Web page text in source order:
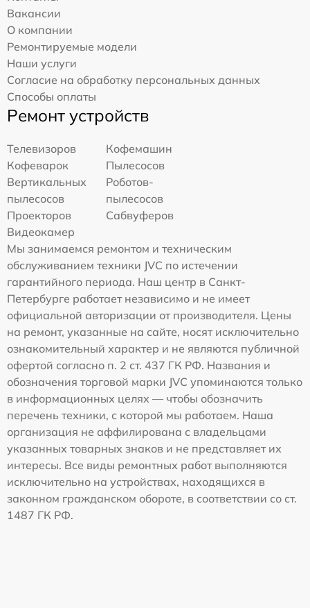
Вакансии
О компании
Ремонтируемые модели
Наши услуги
Согласие на обработку персональных данных
Способы оплаты
Ремонт устройств
Телевизоров
Кофемашин
Кофеварок
Пылесосов
Вертикальных
пылесосов
Роботов-
пылесосов
Проекторов
Сабвуферов
Видеокамер
Мы занимаемся ремонтом и техническим
обслуживанием техники JVC по истечении
гарантийного периода. Наш центр в Санкт-
Петербурге работает независимо и не имеет
официальной авторизации от производителя. Цены
на ремонт, указанные на сайте, носят исключительно
ознакомительный характер и не являются публичной
офертой согласно п. 2 ст. 437 ГК РФ. Названия и
обозначения торговой марки JVC упоминаются только
в информационных целях — чтобы обозначить
перечень техники, с которой мы работаем. Наша
организация не аффилирована с владельцами
указанных товарных знаков и не представляет их
интересы. Все виды ремонтных работ выполняются
исключительно на устройствах, находящихся в
законном гражданском обороте, в соответствии со ст.
1487 ГК РФ.